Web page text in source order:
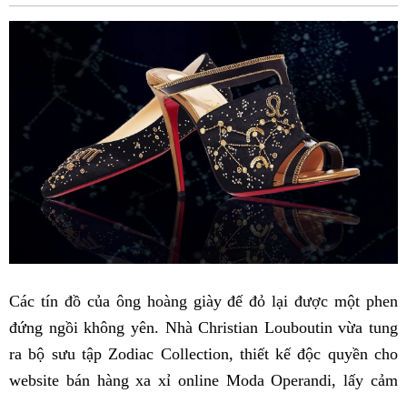
Các tín đồ của ông hoàng giày đế đỏ lại được một phen
đứng ngồi không yên. Nhà Christian Louboutin vừa tung
ra bộ sưu tập Zodiac Collection, thiết kế độc quyền cho
website bán hàng xa xỉ online Moda Operandi, lấy cảm